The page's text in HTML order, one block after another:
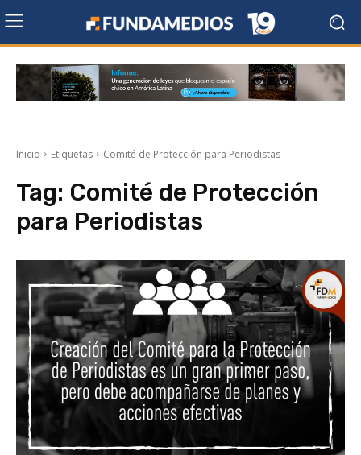
Inicio Etiquetas Comité de Protección para Periodistas
Tag: Comité de Protección
para Periodistas